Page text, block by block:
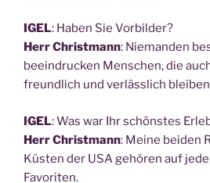
IGEL: Haben Sie Vorbilder?
Herr Christ­mann: Nie­man­den
beein­dru­cken Men­schen, die
freund­lich und ver­läss­lich
IGEL: Was war Ihr schöns­tes
Herr Christ­mann: Mei­ne bei­den
Küs­ten der USA gehö­ren auf
Favoriten.